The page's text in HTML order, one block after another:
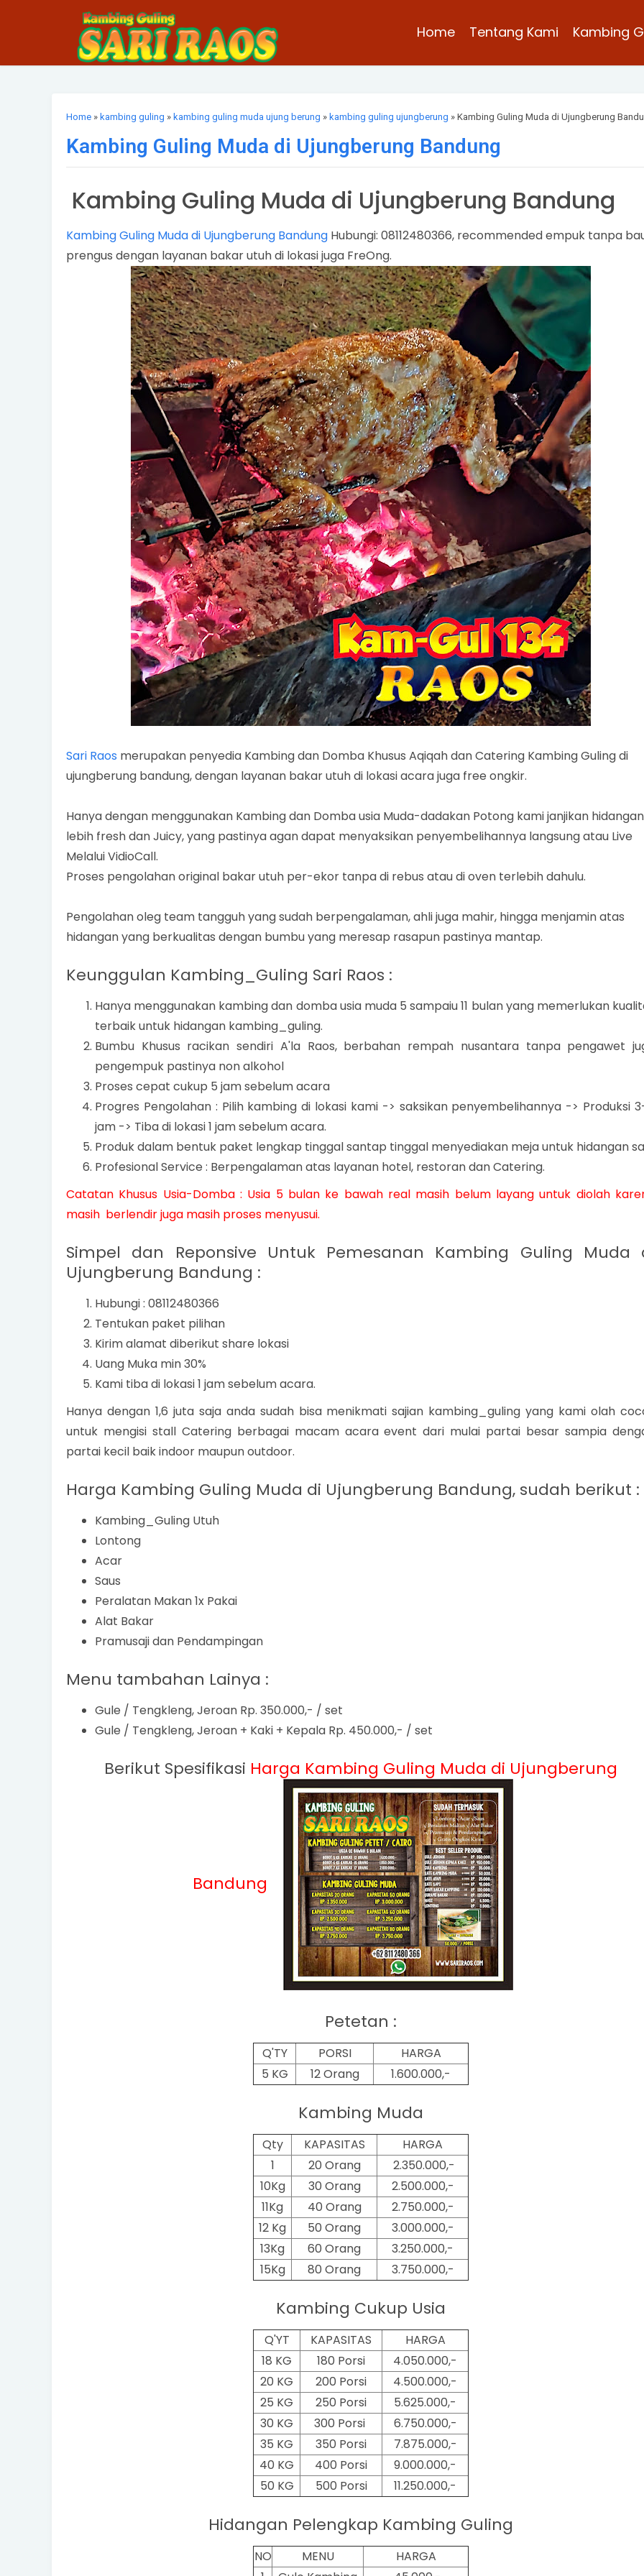
Home Tentang Kami Kambing
Home » kambing guling » kambing guling muda ujung berung » kambing guling ujungberung » Kambing Guling Muda di Ujungberung
Kambing Guling Muda di Ujungberung Bandung
Kambing Guling Muda di Ujungberung Bandung
Kambing Guling Muda di Ujungberung Bandung Hubungi: 08112480366, recommended empuk tanpa
prengus dengan layanan bakar utuh di lokasi juga FreOng.
Sari Raos merupakan penyedia Kambing dan Domba Khusus Aqiqah dan Catering Kambing Guling di
ujungberung bandung, dengan layanan bakar utuh di lokasi acara juga free ongkir.
Hanya dengan menggunakan Kambing dan Domba usia Muda-dadakan Potong kami janjikan hidangan
lebih fresh dan Juicy, yang pastinya agan dapat menyaksikan penyembelihannya langsung atau Live
Melalui VidioCall.
Proses pengolahan original bakar utuh per-ekor tanpa di rebus atau di oven terlebih dahulu.
Pengolahan oleg team tangguh yang sudah berpengalaman, ahli juga mahir, hingga menjamin atas
hidangan yang berkualitas dengan bumbu yang meresap rasapun pastinya mantap.
Keunggulan Kambing_Guling Sari Raos :
Hanya menggunakan kambing dan domba usia muda 5 sampaiu 11 bulan yang memerlukan
terbaik untuk hidangan kambing_guling.
Bumbu Khusus racikan sendiri A'la Raos, berbahan rempah nusantara tanpa pengawet
pengempuk pastinya non alkohol
Proses cepat cukup 5 jam sebelum acara
Progres Pengolahan : Pilih kambing di lokasi kami -> saksikan penyembelihannya -> Produksi
jam -> Tiba di lokasi 1 jam sebelum acara.
Produk dalam bentuk paket lengkap tinggal santap tinggal menyediakan meja untuk hidangan
Profesional Service : Berpengalaman atas layanan hotel, restoran dan Catering.
Catatan Khusus Usia-Domba : Usia 5 bulan ke bawah real masih belum layang untuk diolah
masih berlendir juga masih proses menyusui.
Simpel dan Reponsive Untuk Pemesanan Kambing Guling Muda
Ujungberung Bandung :
Hubungi : 08112480366
Tentukan paket pilihan
Kirim alamat diberikut share lokasi
Uang Muka min 30%
Kami tiba di lokasi 1 jam sebelum acara.
Hanya dengan 1,6 juta saja anda sudah bisa menikmati sajian kambing_guling yang kami olah
untuk mengisi stall Catering berbagai macam acara event dari mulai partai besar sampia
partai kecil baik indoor maupun outdoor.
Harga Kambing Guling Muda di Ujungberung Bandung, sudah berikut :
Kambing_Guling Utuh
Lontong
Acar
Saus
Peralatan Makan 1x Pakai
Alat Bakar
Pramusaji dan Pendampingan
Menu tambahan Lainya :
Gule / Tengkleng, Jeroan Rp. 350.000,- / set
Gule / Tengkleng, Jeroan + Kaki + Kepala Rp. 450.000,- / set
Berikut Spesifikasi Harga Kambing Guling Muda di Ujungberung
Bandung
Petetan :
Q'TY PORSI
HARGA
5 KG
12 Orang 1.600.000,-
Kambing Muda
Qty KAPASITAS
HARGA
1
20 Orang
2.350.000,-
10Kg
30 Orang
2.500.000,-
11Kg
40 Orang
2.750.000,-
12 Kg
50 Orang
3.000.000,-
13Kg
60 Orang
3.250.000,-
15Kg
80 Orang 3.750.000,-
Kambing Cukup Usia
Q'YT KAPASITAS
HARGA
18 KG
180 Porsi
4.050.000,-
20 KG
200 Porsi
4.500.000,-
25 KG
250 Porsi
5.625.000,-
30 KG
300 Porsi
6.750.000,-
35 KG
350 Porsi
7.875.000,-
40 KG
400 Porsi
9.000.000,-
50 KG
500 Porsi 11.250.000,-
Hidangan Pelengkap Kambing Guling
NO MENU
HARGA